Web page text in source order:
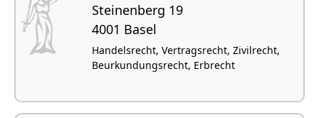
Steinenberg 19
4001 Basel
Handelsrecht, Vertragsrecht, Zivilrecht,
Beurkundungsrecht, Erbrecht